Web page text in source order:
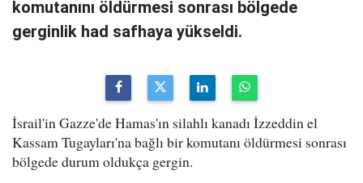
komutanını öldürmesi sonrası bölgede
gerginlik had safhaya yükseldi.
İsrail'in Gazze'de Hamas'ın silahlı kanadı İzzeddin el
Kassam Tugayları'na bağlı bir komutanı öldürmesi sonrası
bölgede durum oldukça gergin.